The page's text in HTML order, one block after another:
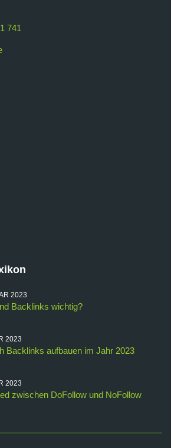
741
2023
Backlinks wichtig?
2023
Backlinks aufbauen im Jahr 2023
2023
zwischen DoFollow und NoFollow